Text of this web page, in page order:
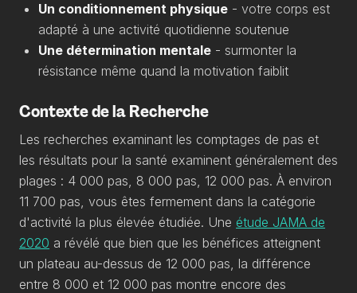
Un conditionnement physique - votre corps est
adapté à une activité quotidienne soutenue
Une détermination mentale - surmonter la
résistance même quand la motivation faiblit
Contexte de la Recherche
Les recherches examinant les comptages de pas et
les résultats pour la santé examinent généralement des
plages : 4 000 pas, 8 000 pas, 12 000 pas. À environ
11 700 pas, vous êtes fermement dans la catégorie
d'activité la plus élevée étudiée. Une étude JAMA de
2020 a révélé que bien que les bénéfices atteignent
un plateau au-dessus de 12 000 pas, la différence
entre 8 000 et 12 000 pas montre encore des